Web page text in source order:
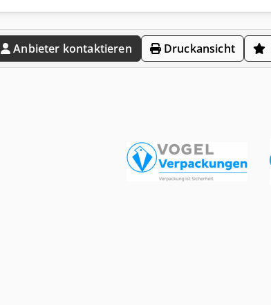
Anbieter kontaktieren Druckansicht